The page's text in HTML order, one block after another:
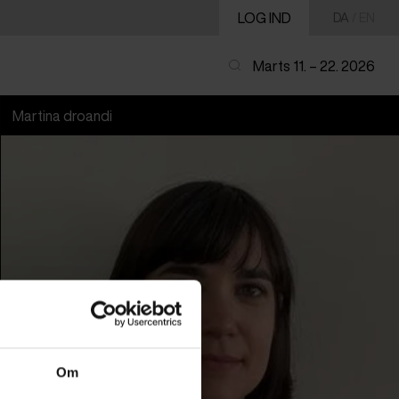
Om
LOG IND DA
Marts 11. – 22. 2026
Martina droandi